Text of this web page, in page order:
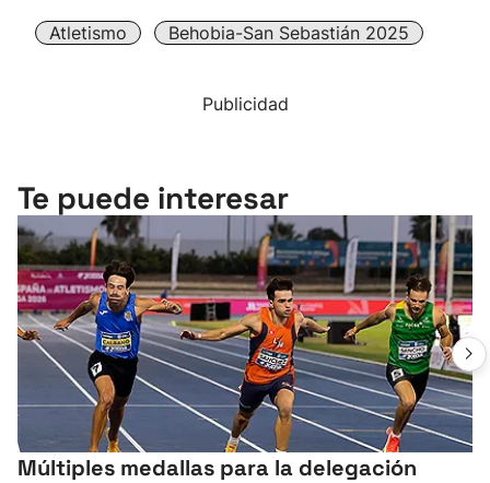
Atletismo Behobia-San Sebastián 2025
Publicidad
Te puede interesar
Múltiples medallas para la delegación